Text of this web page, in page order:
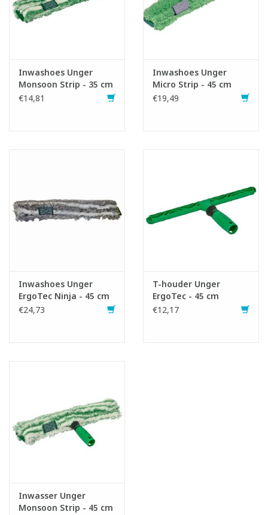
Inwashoes Unger
Monsoon Strip - 35 cm
€14,81
Inwashoes Unger
Micro Strip - 45 cm
€19,49
Inwashoes Unger
ErgoTec Ninja - 45 cm
€24,73
T-houder Unger
ErgoTec - 45 cm
€12,17
Inwasser Unger
Monsoon Strip - 45 cm